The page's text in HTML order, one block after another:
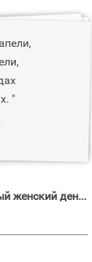
"
Разделы категории "Международный женский день "